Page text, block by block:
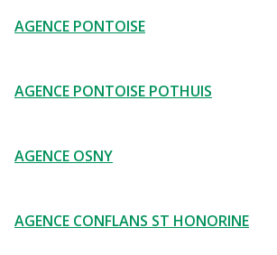
AGENCE PONTOISE
AGENCE PONTOISE POTHUIS
AGENCE OSNY
AGENCE CONFLANS ST HONORINE